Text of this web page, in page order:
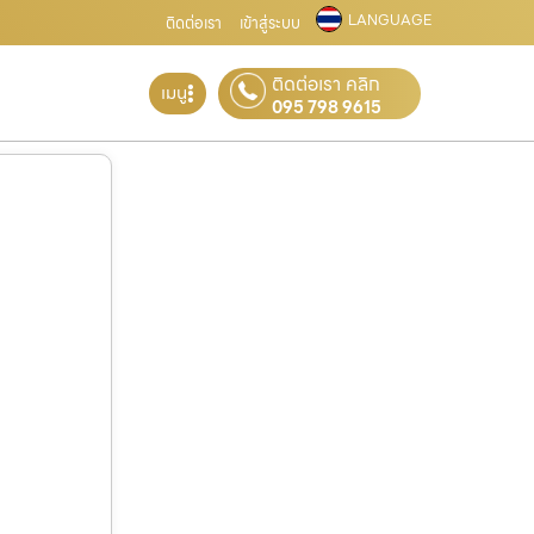
ติดต่อเรา เข้าสู่ระบบ LANGUAGE
เมนู ติดต่อเรา คลิก
095 798 9615